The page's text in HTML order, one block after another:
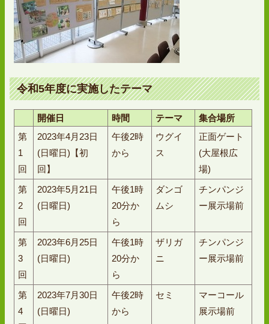
令和5年度に実施したテーマ
開催日 時間 テーマ
集合場所
第
1
回
2023年4月23日
(日曜日)【初
回】
午後2時
から
ウグイ
ス
正面ゲート
(大屋根広
場)
第
2
回
2023年5月21日
(日曜日)
午後1時
20分か
ら
ダンゴ
ムシ
チンパンジ
ー展示場前
第
3
回
2023年6月25日
(日曜日)
午後1時
20分か
ら
ザリガ
ニ
チンパンジ
ー展示場前
第
4
2023年7月30日
(日曜日)
午後2時
から
セミ
マーコール
展示場前